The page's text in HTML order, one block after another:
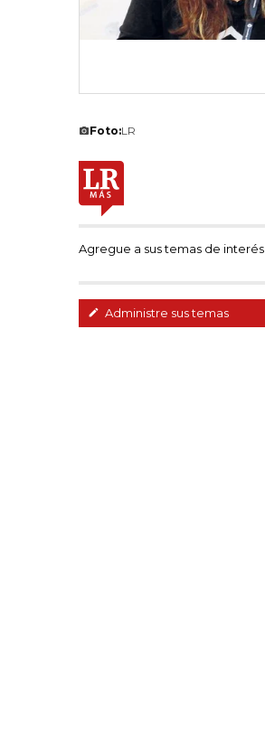
Foto:LR
Agregue a sus temas de interés
Administre sus temas